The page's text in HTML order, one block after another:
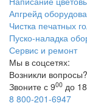
Апгрейд
Чистка печатных
Пуско-наладка
Сервис и ремонт
Мы в соцсетях:
Возникли вопросы?
Звоните с 900 до 18
8 800-201-6947